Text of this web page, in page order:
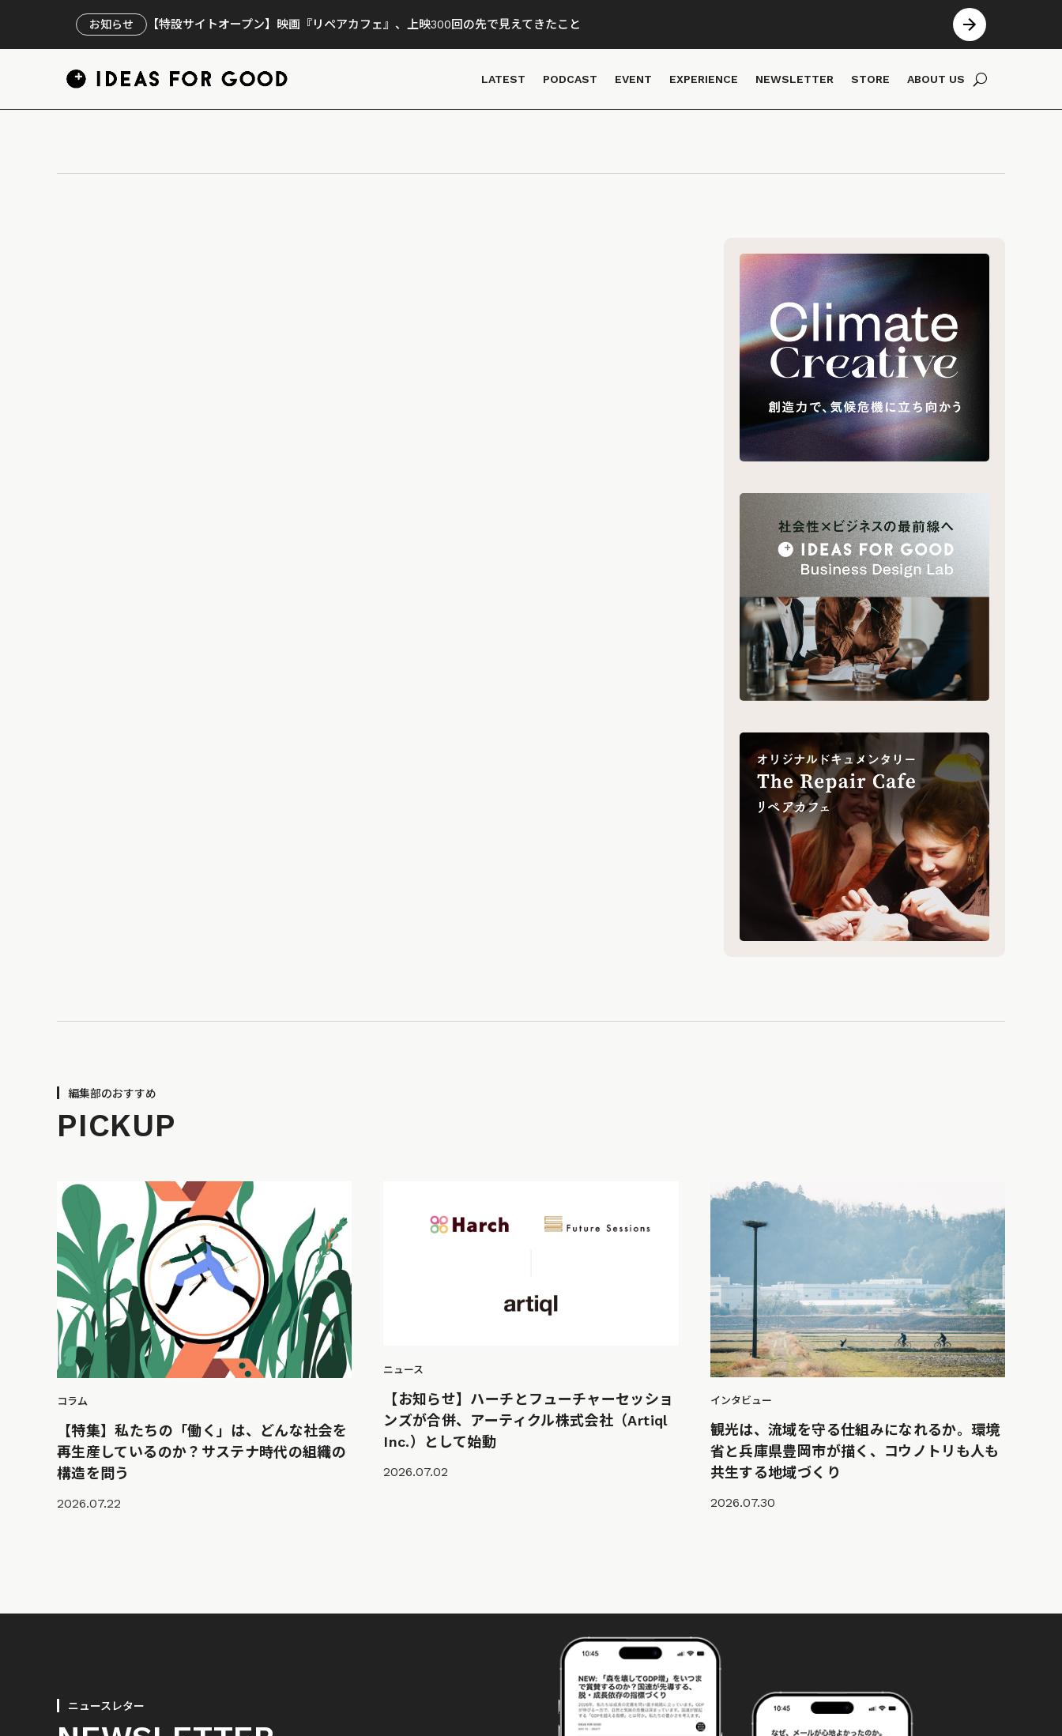
お知らせ 【特設サイトオープン】映画『リペアカフェ』、上映300回の先で見えてきたこと
LATEST PODCAST EVENT EXPERIENCE NEWSLETTER STORE ABOUT US
編集部のおすすめ
PICKUP
コラム
【特集】私たちの「働く」は、どんな社会を
再生産しているのか？サステナ時代の組織の
構造を問う
2026.07.22
ニュース
【お知らせ】ハーチとフューチャーセッショ
ンズが合併、アーティクル株式会社（Artiql
Inc.）として始動
2026.07.02
インタビュー
観光は、流域を守る仕組みになれるか。環境
省と兵庫県豊岡市が描く、コウノトリも人も
共生する地域づくり
2026.07.30
ニュースレター